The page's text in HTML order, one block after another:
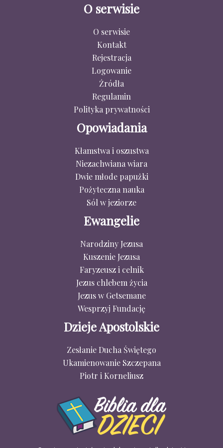
O serwisie
O serwisie
Kontakt
Rejestracja
Logowanie
Źródła
Regulamin
Polityka prywatności
Opowiadania
Kłamstwa i oszustwa
Niezachwiana wiara
Dwie młode papużki
Pożyteczna nauka
Sól w jeziorze
Ewangelie
Narodziny Jezusa
Kuszenie Jezusa
Faryzeusz i celnik
Jezus chlebem życia
Jezus w Getsemane
Wesprzyj Fundację
Dzieje Apostolskie
Zesłanie Ducha Świętego
Ukamienowanie Szczepana
Piotr i Korneliusz